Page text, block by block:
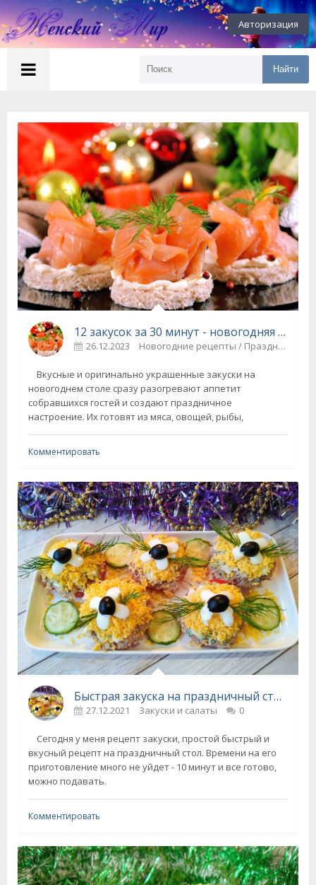
Авторизация
Найти
12 закусок за 30 минут - новогодняя подборка рецептов + видео
26.12.2023 Новогодние рецепты / Праздничные блюда
Вкусные и оригинально украшенные закуски на
новогоднем столе сразу разогревают аппетит
собравшихся гостей и создают праздничное
настроение. Их готовят из мяса, овощей, рыбы,
Комментировать
Быстрая закуска на праздничный стол - 10 минут и все готово!
27.12.2021 Закуски и салаты 0
Сегодня у меня рецепт закуски, простой быстрый и
вкусный рецепт на праздничный стол. Времени на его
приготовление много не уйдет - 10 минут и все готово,
можно подавать.
Комментировать